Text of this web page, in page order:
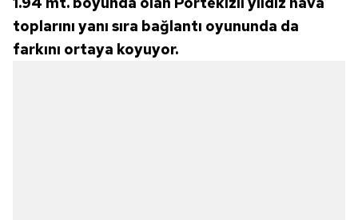
toplarını yanı sıra bağlantı oyununda da
farkını ortaya koyuyor.